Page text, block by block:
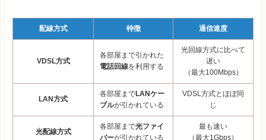
配線方式 特徴 通信速度
VDSL方式
各部屋まで引かれた
電話回線を利用する
光回線方式に比べて
遅い
（最大100Mbps）
LAN方式
各部屋までLANケー
ブルが引かれている
VDSL方式とほぼ同
じ
光配線方式
各部屋まで光ファイ
バーが引かれている
最も速い
（最大1Gbps）